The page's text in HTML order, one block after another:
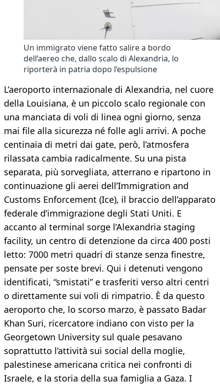
Un immigrato viene fatto salire a bordo
dell’aereo che, dallo scalo di Alexandria, lo
riporterà in patria dopo l’espulsione
L’aeroporto internazionale di Alexandria, nel cuore
della Louisiana, è un piccolo scalo regionale con
una manciata di voli di linea ogni giorno, senza
mai file alla sicurezza né folle agli arrivi. A poche
centinaia di metri dai gate, però, l’atmosfera
rilassata cambia radicalmente. Su una pista
separata, più sorvegliata, atterrano e ripartono in
continuazione gli aerei dell’Immigration and
Customs Enforcement (Ice), il braccio dell’apparato
federale d’immigrazione degli Stati Uniti. E
accanto al terminal sorge l’Alexandria staging
facility, un centro di detenzione da circa 400 posti
letto: 7000 metri quadri di stanze senza finestre,
pensate per soste brevi. Qui i detenuti vengono
identificati, “smistati” e trasferiti verso altri centri
o direttamente sui voli di rimpatrio. È da questo
aeroporto che, lo scorso marzo, è passato Badar
Khan Suri, ricercatore indiano con visto per la
Georgetown University sul quale pesavano
soprattutto l’attività sui social della moglie,
palestinese americana critica nei confronti di
Israele, e la storia della sua famiglia a Gaza. I